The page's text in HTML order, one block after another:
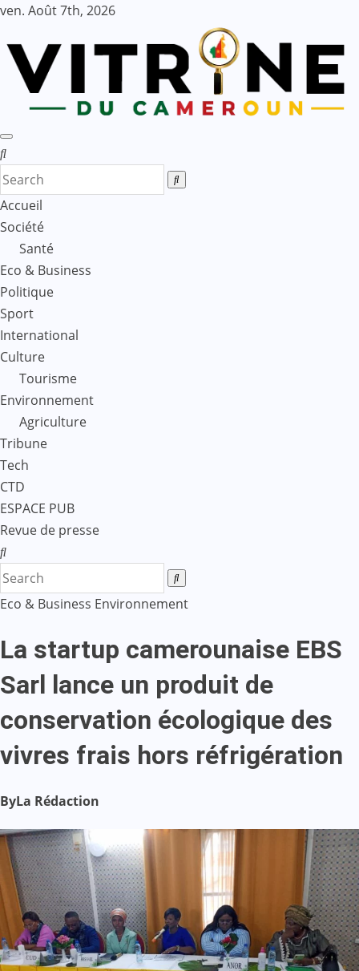
Skip
content
ven. Août 7th, 2026
Accueil
Société
Santé
Eco & Business
Politique
Sport
International
Culture
Tourisme
Environnement
Agriculture
Tribune
Tech
CTD
ESPACE PUB
Revue de presse
Eco & Business Environnement
La startup camerounaise EBS
Sarl lance un produit de
conservation écologique des
vivres frais hors réfrigération
ByLa Rédaction